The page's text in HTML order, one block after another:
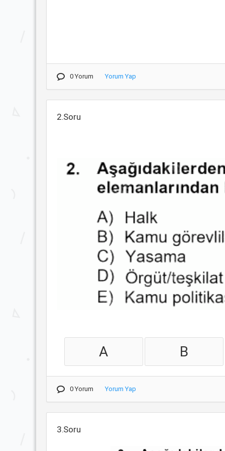
0 Yorum Yorum Yap
2.Soru
A B
0 Yorum Yorum Yap
3.Soru